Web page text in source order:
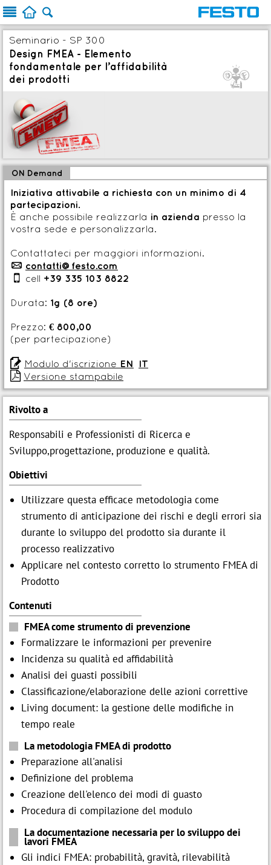
  
Rivolto a
Responsabili e Professionisti di Ricerca e
Sviluppo,progettazione, produzione e qualità.
Obiettivi
Utilizzare questa efficace metodologia come
strumento di anticipazione dei rischi e degli errori sia
durante lo sviluppo del prodotto sia durante il
processo realizzativo
Applicare nel contesto corretto lo strumento FMEA di
Prodotto
Contenuti
FMEA come strumento di prevenzione
Formalizzare le informazioni per prevenire
Incidenza su qualità ed affidabilità
Analisi dei guasti possibili
Classificazione/elaborazione delle azioni correttive
Living document: la gestione delle modifiche in
tempo reale
La metodologia FMEA di prodotto
Preparazione all'analisi
Definizione del problema
Creazione dell'elenco dei modi di guasto
Procedura di compilazione del modulo
La documentazione necessaria per lo sviluppo dei
lavori FMEA
Gli indici FMEA: probabilità, gravità, rilevabilità
ON Demand
Iniziativa attivabile a richiesta con un minimo di 4
partecipazioni.
È anche possibile realizzarla in azienda presso la
vostra sede e personalizzarla.
Contattateci per maggiori informazioni.
p contatti@festo.com
 cell +39 335 103 8822
Durata: 1g (8 ore)
Prezzo: € 800,00
(per partecipazione)
 Modulo d'iscrizione EN IT
 Versione stampabile
Seminario - SP 300
Design FMEA - Elemento
fondamentale per l’affidabilità
dei prodotti
Q